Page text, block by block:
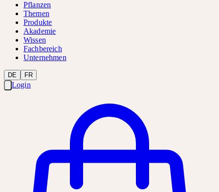
Pflanzen
Themen
Produkte
Akademie
Wissen
Fachbereich
Unternehmen
DE FR
Login